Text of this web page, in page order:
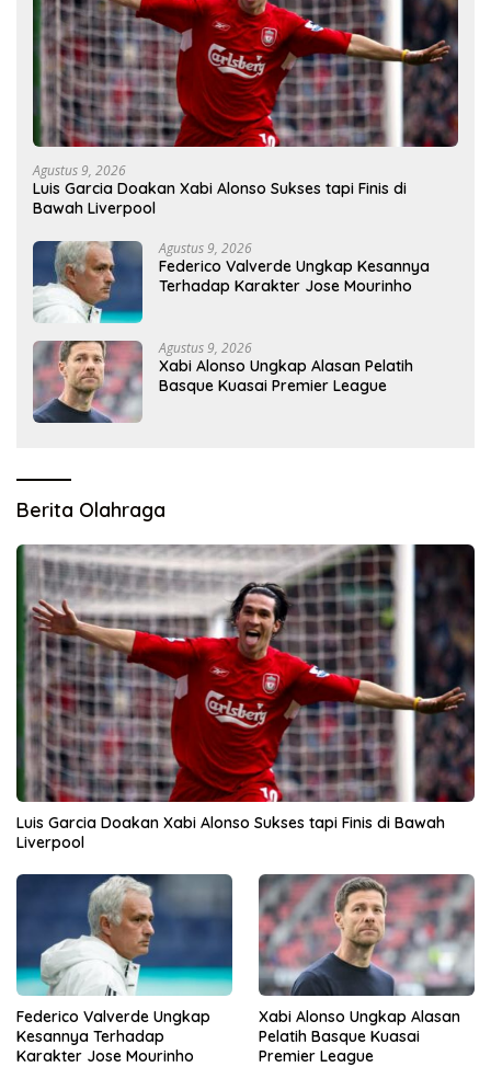
Agustus 9, 2026
Luis Garcia Doakan Xabi Alonso Sukses tapi Finis di
Bawah Liverpool
Agustus 9, 2026
Federico Valverde Ungkap Kesannya
Terhadap Karakter Jose Mourinho
Agustus 9, 2026
Xabi Alonso Ungkap Alasan Pelatih
Basque Kuasai Premier League
Berita Olahraga
Luis Garcia Doakan Xabi Alonso Sukses tapi Finis di Bawah
Liverpool
Federico Valverde Ungkap
Kesannya Terhadap
Karakter Jose Mourinho
Xabi Alonso Ungkap Alasan
Pelatih Basque Kuasai
Premier League